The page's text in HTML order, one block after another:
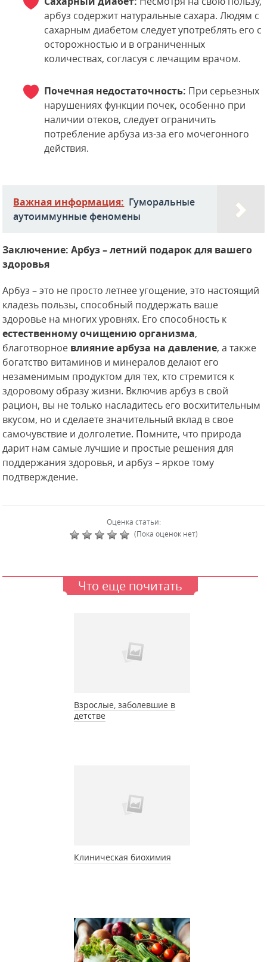
арбуз содержит натуральные сахара. Людям с
сахарным диабетом следует употреблять его с
осторожностью и в ограниченных
количествах, согласуя с лечащим врачом.
Почечная недостаточность: При серьезных
нарушениях функции почек, особенно при
наличии отеков, следует ограничить
потребление арбуза из-за его мочегонного
действия.
Важная информация: Гуморальные
аутоиммунные феномены
Заключение: Арбуз – летний подарок для вашего
здоровья
Арбуз – это не просто летнее угощение, это настоящий
кладезь пользы, способный поддержать ваше
здоровье на многих уровнях. Его способность к
естественному очищению организма,
благотворное влияние арбуза на давление, а также
богатство витаминов и минералов делают его
незаменимым продуктом для тех, кто стремится к
здоровому образу жизни. Включив арбуз в свой
рацион, вы не только насладитесь его восхитительным
вкусом, но и сделаете значительный вклад в свое
самочувствие и долголетие. Помните, что природа
дарит нам самые лучшие и простые решения для
поддержания здоровья, и арбуз – яркое тому
подтверждение.
Оценка статьи:
(Пока оценок нет)
Что еще почитать
Взрослые, заболевшие в
детстве
Клиническая биохимия